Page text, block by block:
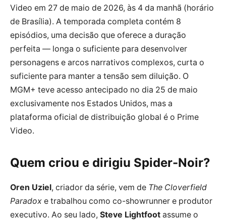
Video em 27 de maio de 2026, às 4 da manhã (horário
de Brasília). A temporada completa contém 8
episódios, uma decisão que oferece a duração
perfeita — longa o suficiente para desenvolver
personagens e arcos narrativos complexos, curta o
suficiente para manter a tensão sem diluição. O
MGM+ teve acesso antecipado no dia 25 de maio
exclusivamente nos Estados Unidos, mas a
plataforma oficial de distribuição global é o Prime
Video.
Quem criou e dirigiu Spider-Noir?
Oren Uziel, criador da série, vem de The Cloverfield
Paradox e trabalhou como co-showrunner e produtor
executivo. Ao seu lado, Steve Lightfoot assume o